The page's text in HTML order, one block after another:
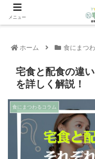
ホーム 食にまつ
宅食と配食の違
を詳しく解説！
食にまつわるコラム
メニュー